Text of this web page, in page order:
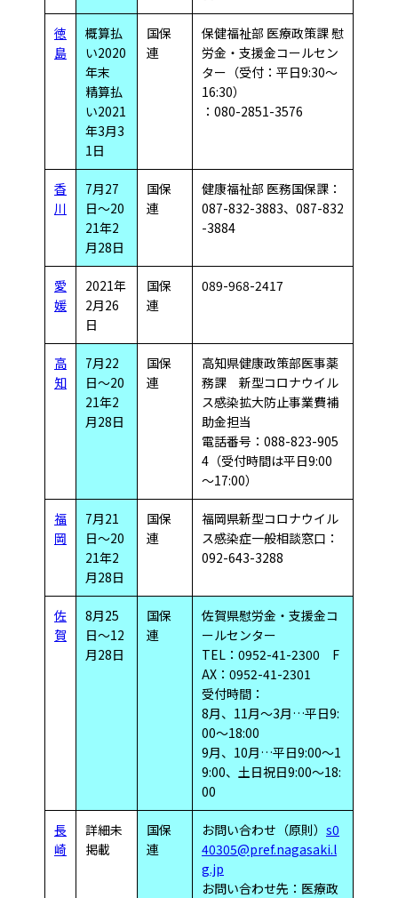
徳
島
概算払
い2020
年末
精算払
い2021
年3月3
1日
国保
連
保健福祉部 医療政策課 慰
労金・支援金コールセン
ター（受付：平日9:30～
16:30）
：080-2851-3576
香
川
7月27
日～20
21年2
月28日
国保
連
健康福祉部 医務国保課：
087-832-3883、087-832
-3884
愛
媛
2021年
2月26
日
国保
連
089-968-2417
高
知
7月22
日～20
21年2
月28日
国保
連
高知県健康政策部医事薬
務課 新型コロナウイル
ス感染拡大防止事業費補
助金担当
電話番号：088-823-905
4（受付時間は平日9:00
～17:00）
福
岡
7月21
日～20
21年2
月28日
国保
連
福岡県新型コロナウイル
ス感染症一般相談窓口：
092-643-3288
佐
賀
8月25
日～12
月28日
国保
連
佐賀県慰労金・支援金コ
ールセンター
TEL：0952-41-2300 F
AX：0952-41-2301
受付時間：
8月、11月～3月…平日9:
00～18:00
9月、10月…平日9:00～1
9:00、土日祝日9:00～18:
00
長
崎
詳細未
掲載
国保
連
お問い合わせ（原則） s0
40305@pref.nagasaki.l
g.jp
お問い合わせ先：医療政